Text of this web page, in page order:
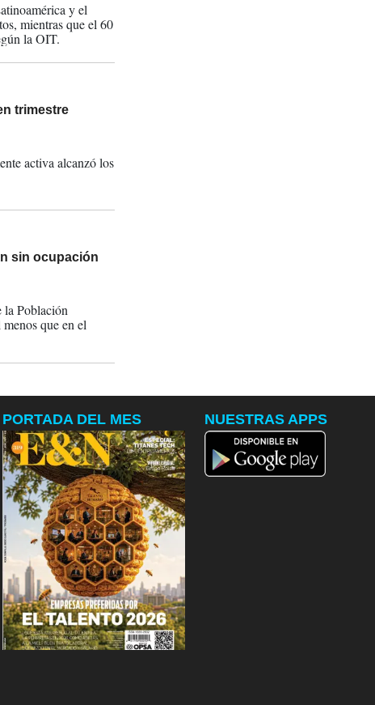
y el
mientras que el 60
la OIT.
trimestre
activa alcanzó los
sin ocupación
la Población
que en el
PORTADA DEL MES NUESTRAS APPS